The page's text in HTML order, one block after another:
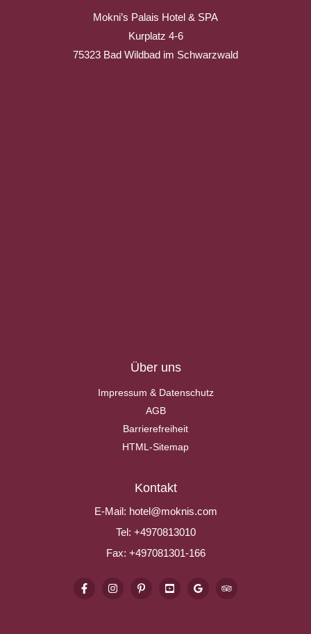
Mokni’s Palais Hotel & SPA
Kurplatz 4-6
75323 Bad Wildbad im Schwarzwald
Über uns
Impressum & Datenschutz
AGB
Barrierefreiheit
HTML-Sitemap
Kontakt
E-Mail: hotel@moknis.com
Tel: +4970813010
Fax: +497081301-166